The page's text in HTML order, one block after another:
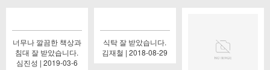
너무나 깔끔한 책상과
침대 잘 받았습니다.
심진성 | 2019-03-6
식탁 잘 받았습니다.
김재철 | 2018-08-29